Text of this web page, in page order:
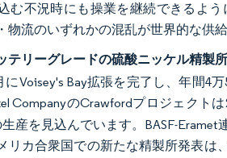
む不況時にも操業を継続できるよ
物流のいずれかの混乱が世界的な供
テリーグレードの硫酸ニッケル精製
にVoisey's Bay拡張を完了し、年間
CompanyのCrawfordプロジェクト
産を見込んでいます。BASF-
リカ合衆国での新たな精製所発表